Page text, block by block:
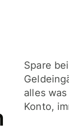
Spare
alles
Konto,